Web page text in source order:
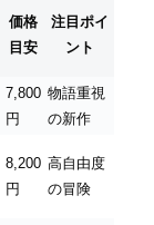
価格
目安
注目ポイ
ント
7,800
円
物語重視
の新作
8,200
円
高自由度
の冒険